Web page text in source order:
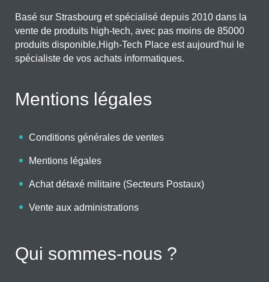
Basé sur Strasbourg et spécialisé depuis 2010 dans la
vente de produits high-tech, avec pas moins de 85000
produits disponible,High-Tech Place est aujourd'hui le
spécialiste de vos achats informatiques.
Mentions légales
Conditions générales de ventes
Mentions légales
Achat détaxé militaire (Secteurs Postaux)
Vente aux administrations
Qui sommes-nous ?